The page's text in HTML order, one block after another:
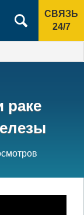
СВЯЗЬ
24/7
раке